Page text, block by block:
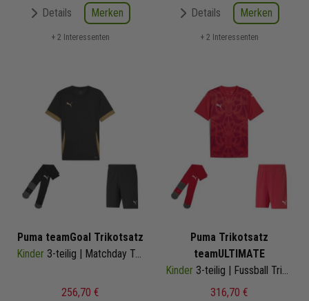
Details Merken
+ 2 Interessenten
Details Merken
+ 2 Interessenten
Puma teamGoal Trikotsatz
Kinder 3-teilig | Matchday Trikot Fussballshort Core Sockenstutzen | Fussball Trikot Set
256,70 €
Puma Trikotsatz
teamULTIMATE
Kinder 3-teilig | Fussball Trikot Fussballshort Core Sockenstutzen | Fussball Trikot Set
316,70 €